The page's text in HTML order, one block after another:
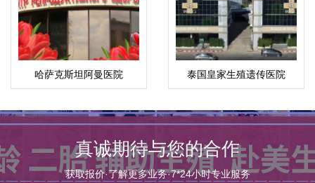
哈萨克斯坦阿曼医院 泰国皇家生殖遗传医院
真诚期待与您的合作
获取报价·了解更多业务·7*24小时专业服务